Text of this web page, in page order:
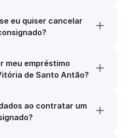
eu quiser cancelar
meu empréstimo
de Santo Antão?
ao contratar um